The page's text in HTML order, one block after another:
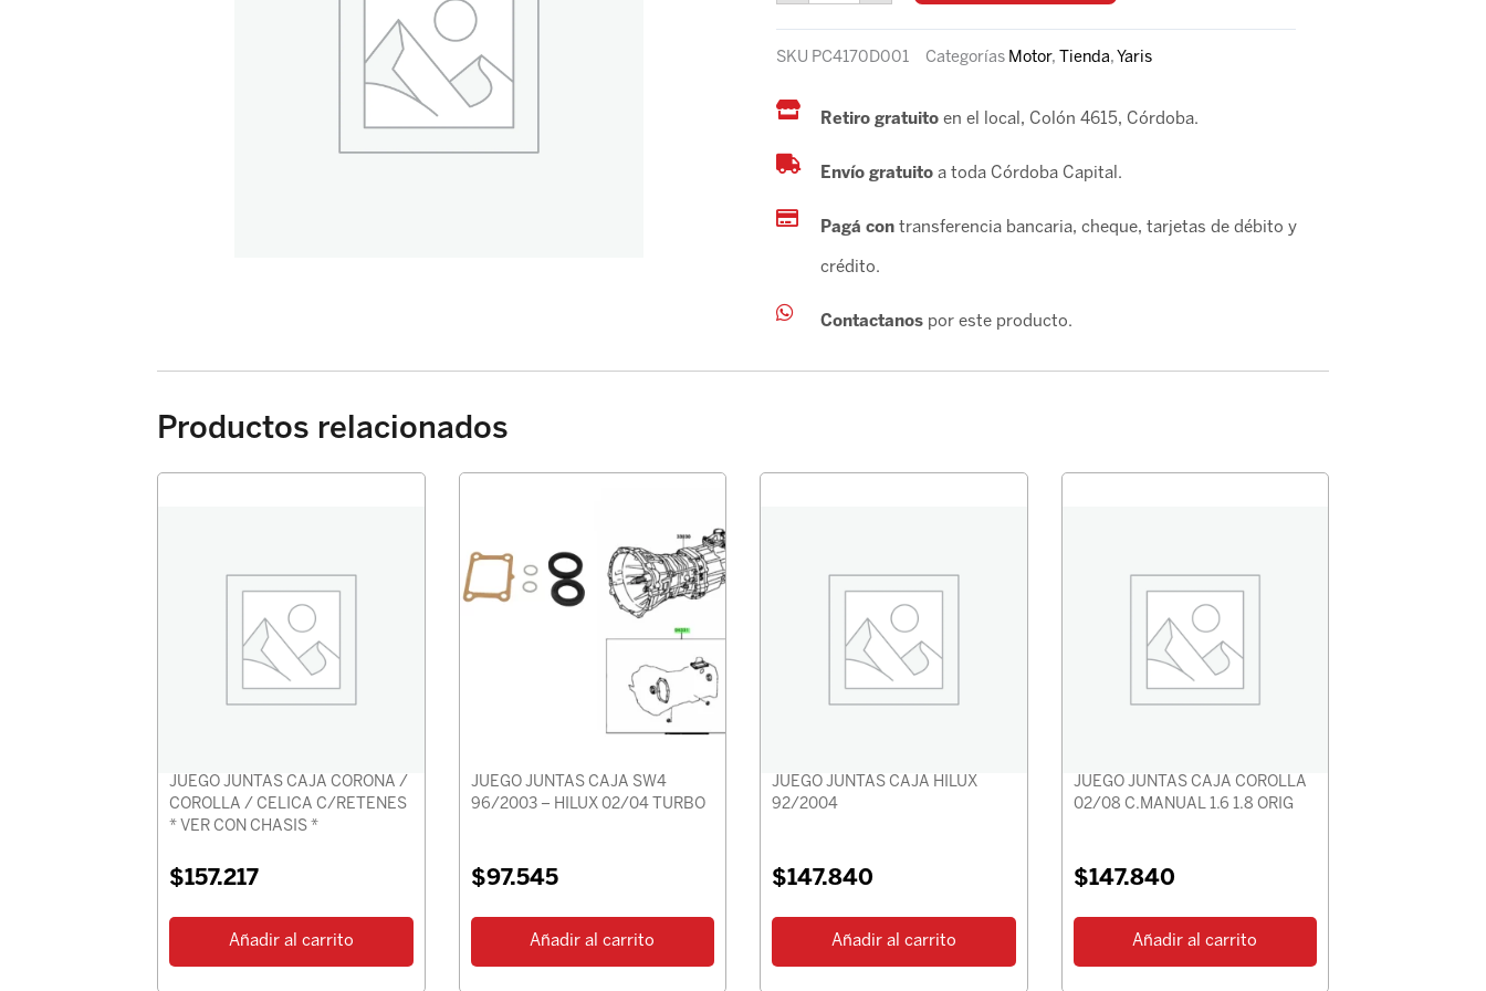
2018/2021
cantidad
SKU PC4170D001 Categorías Motor, Tienda, Yaris
Retiro gratuito en el local, Colón 4615, Córdoba.
Envío gratuitoa toda Córdoba Capital.
Pagá contransferencia bancaria, cheque, tarjetas de débito y
crédito.
Contactanospor este producto.
Productos relacionados
JUEGO JUNTAS CAJA CORONA /
COROLLA / CELICA C/RETENES
* VER CON CHASIS *
$157.217
Añadir al carrito
JUEGO JUNTAS CAJA SW4
96/2003 – HILUX 02/04 TURBO
$97.545
Añadir al carrito
JUEGO JUNTAS CAJA HILUX
92/2004
$147.840
Añadir al carrito
JUEGO JUNTAS CAJA COROLLA
02/08 C.MANUAL 1.6 1.8 ORIG
$147.840
Añadir al carrito